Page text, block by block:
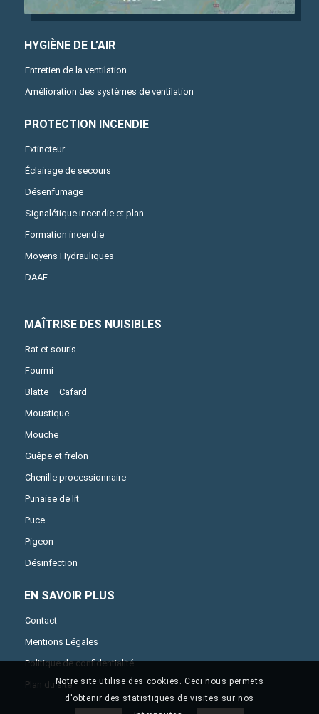
HYGIÈNE DE L’AIR
Entretien de la ventilation
Amélioration des systèmes de ventilation
PROTECTION INCENDIE
Extincteur
Éclairage de secours
Désenfumage
Signalétique incendie et plan
Formation incendie
Moyens Hydrauliques
DAAF
MAÎTRISE DES NUISIBLES
Rat et souris
Fourmi
Blatte – Cafard
Moustique
Mouche
Guêpe et frelon
Chenille processionnaire
Punaise de lit
Puce
Pigeon
Désinfection
EN SAVOIR PLUS
Contact
Mentions Légales
Politique de confidentialité
Plan du siteNotre site utilise des cookies. Ceci nous permets
d'obtenir des statistiques de visites sur nos